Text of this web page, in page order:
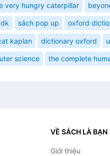
very hungry caterpillar
dk sách pop up oxford
kaplan dictionary oxford
science the complete
VỀ SÁCH LÀ BẠN
Giới thiệu